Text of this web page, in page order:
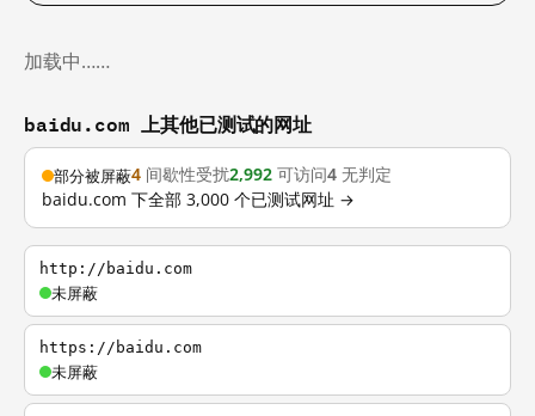
加载中……
baidu.com 上其他已测试的网址
部分被屏蔽4 间歇性受扰2,992 可访问4 无判定
baidu.com 下全部 3,000 个已测试网址 →
http://baidu.com
未屏蔽
https://baidu.com
未屏蔽